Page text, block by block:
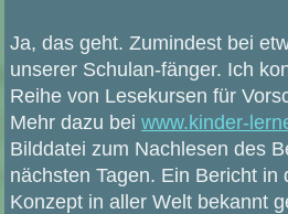
Ja, das geht. Zumindest bei
unserer Schulan-fänger. Ich
Reihe von Lesekursen für
Mehr dazu bei www.kinder-
Bilddatei zum Nachlesen des
nächsten Tagen. Ein Bericht
Konzept in aller Welt bekannt